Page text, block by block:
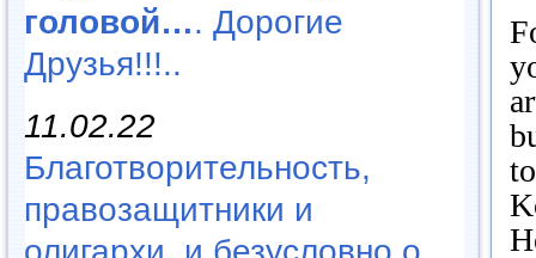
головой…. Дорогие
Друзья!!!..
11.02.22
Благотворительность,
правозащитники и